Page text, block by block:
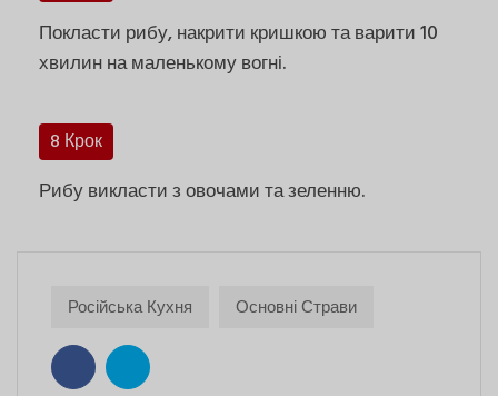
Покласти рибу, накрити кришкою та варити 10
хвилин на маленькому вогні.
8 Крок
Рибу викласти з овочами та зеленню.
Російська Кухня Основні Страви